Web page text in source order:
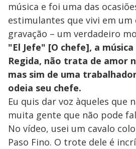
música e foi uma das
estimulantes que vivi em um
gravação – um verdadeiro
"El Jefe" [O chefe], a
Regida, não trata de amor
mas sim de uma
odeia seu chefe.
Eu quis dar voz àqueles que
muita gente que não pode
No vídeo, usei um cavalo
Paso Fino. O trote dele é